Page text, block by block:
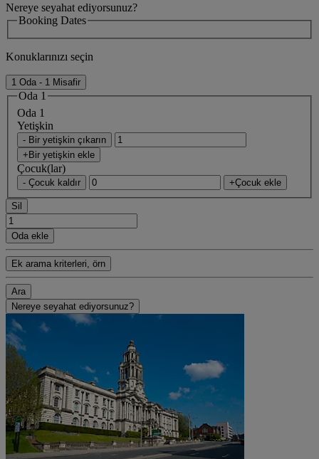
Nereye seyahat ediyorsunuz?
Booking Dates
Konuklarınızı seçin
1 Oda - 1 Misafir
Oda 1
Oda 1
Yetişkin
- Bir yetişkin çıkarın
+Bir yetişkin ekle
Çocuk(lar)
- Çocuk kaldır +Çocuk ekle
Sil
Oda ekle
Ek arama kriterleri, örn
Ara
Nereye seyahat ediyorsunuz?